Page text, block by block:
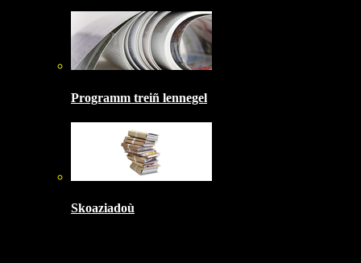
Programm treiñ lennegel
Skoaziadoù